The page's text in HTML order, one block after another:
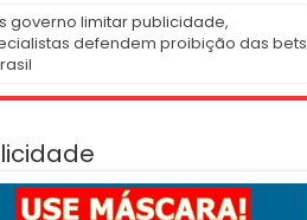
governo limitar publicidade,
defendem proibição das bets